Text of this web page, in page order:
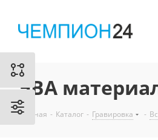
ЭВА
Главная - Каталог - Гравировка -